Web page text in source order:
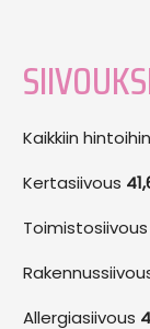
Kaikkiin
Kertasiivous
Toimistosiivous
Allergiasiivous